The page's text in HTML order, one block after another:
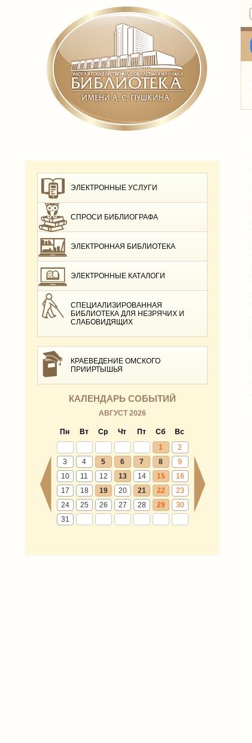
ЭЛЕКТРОННЫЕ УСЛУГИ
СПРОСИ БИБЛИОГРАФА
ЭЛЕКТРОННАЯ БИБЛИОТЕКА
ЭЛЕКТРОННЫЕ КАТАЛОГИ
СПЕЦИАЛИЗИРОВАННАЯ
БИБЛИОТЕКА ДЛЯ НЕЗРЯЧИХ И
СЛАБОВИДЯЩИХ
КРАЕВЕДЕНИЕ ОМСКОГО
ПРИИРТЫШЬЯ
КАЛЕНДАРЬ СОБЫТИЙ
АВГУСТ 2026
Пн Вт Ср Чт Пт Сб
Вс
1
2
3
4 5 6 7 8
9
10
11 12 13 14 15
16
17
18 19 20 21 22
23
24
25 26 27 28 29
30
31